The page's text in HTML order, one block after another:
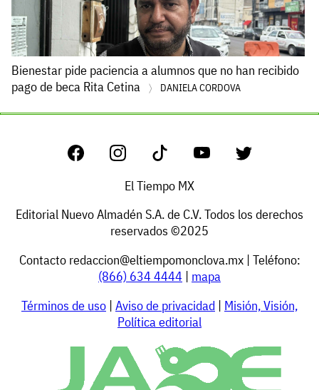
Bienestar pide paciencia a alumnos que no han recibido
pago de beca Rita Cetina
DANIELA CORDOVA
El Tiempo MX
Editorial Nuevo Almadén S.A. de C.V. Todos los derechos
reservados ©2025
Contacto redaccion@eltiempomonclova.mx| Teléfono:
(866) 634 4444 | mapa
Términos de uso | Aviso de privacidad | Misión, Visión,
Política editorial